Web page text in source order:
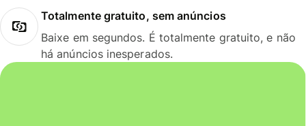
Totalmente gratuito, sem anúncios
Baixe em segundos. É totalmente gratuito, e não
há anúncios inesperados.